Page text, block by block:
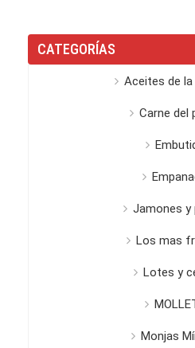
CATEGORÍAS
Aceites de
Carne del
Jamones y
Los mas
Lotes y
Monjas